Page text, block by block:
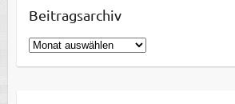
Beitragsarchiv
B
e